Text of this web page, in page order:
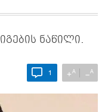
ნაწილი.
1 +A −A